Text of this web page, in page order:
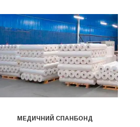
МЕДИЧНИЙ СПАНБОНД